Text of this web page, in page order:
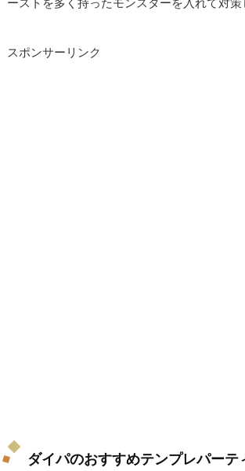
ーストを多く持ったモンスターを入れて対策
スポンサーリンク
ダイパのおすすめテンプレパーテ